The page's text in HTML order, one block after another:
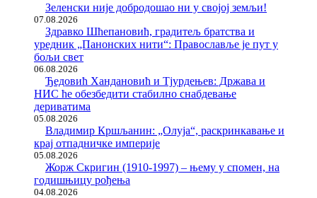
Зеленски није добродошао ни у својој земљи!
07.08.2026
Здравко Шћепановић, градитељ братства и
уредник „Панонских нити“: Православље је пут у
бољи свет
06.08.2026
Ђедовић Хандановић и Тјурдењев: Држава и
НИС ће обезбедити стабилно снабдевање
дериватима
05.08.2026
Владимир Кршљанин: „Олуја“, раскринкавање и
крај отпадничке империје
05.08.2026
Жорж Скригин (1910-1997) – њему у спомен, на
годишњицу рођења
04.08.2026